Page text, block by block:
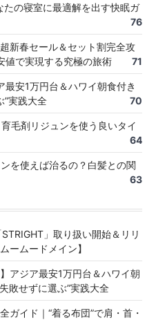
の寝室に最適解を出す快眠ガ
76
新春セール＆セット割完全攻
値で実現する究極の旅術
71
最安1万円台＆ハワイ朝食付き
”実践大全
70
毛剤リジュンを使う良いタイ
64
を使えば治るの？白髪との関
63
」取り扱い開始＆リリ
ームードメイン】
アジア最安1万円台＆ハワイ朝
敗せずに選ぶ”実践大全
ガイド｜“着る布団”で肩・首・